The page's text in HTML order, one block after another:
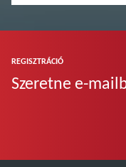
REGISZTRÁCIÓ
Szeretne e-